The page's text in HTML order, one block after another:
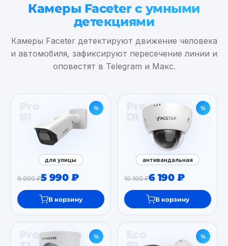
Камеры Faceter с умными
детекциями
Камеры Faceter детектируют движение человека
и автомобиля, зафиксируют пересечение линии и
оповестят в Telegram и Макс.
%
для улицы
9 990 ₽5 990 ₽
В корзину
Pro
%
антивандальная
10 190 ₽6 190 ₽
В корзину
% %